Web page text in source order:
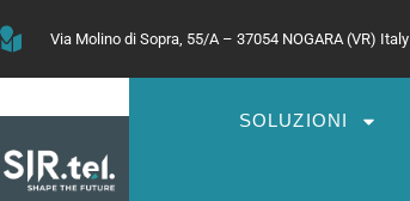
Via Molino di Sopra, 55/A – 37054 NOGARA (VR) Italy
SOLUZIONI